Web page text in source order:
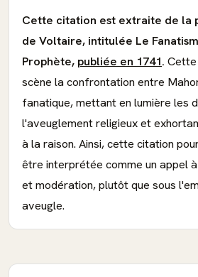
Cette citation est extraite de la
de Voltaire, intitulée Le
Prophète, publiée en 1741. Cette
scène la confrontation entre
fanatique, mettant en lumière les
l'aveuglement religieux et
à la raison. Ainsi, cette citation
être interprétée comme un appel
et modération, plutôt que sous
aveugle.